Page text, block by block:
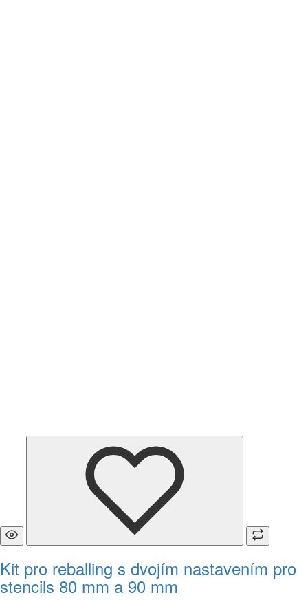
Kit pro reballing s dvojím nastavením pro
stencils 80 mm a 90 mm